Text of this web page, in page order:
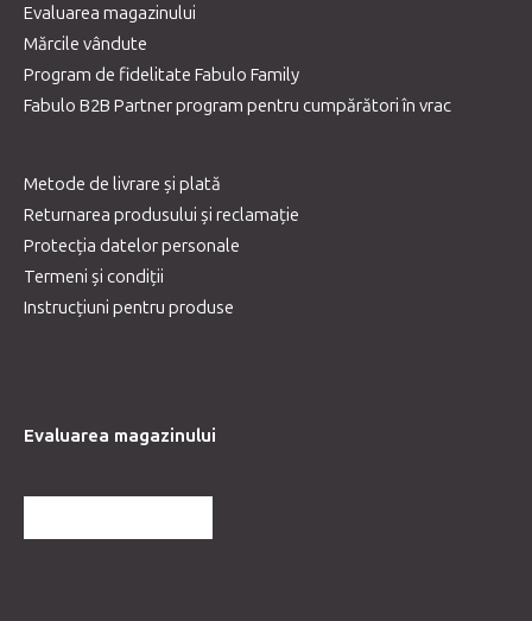
Evaluarea magazinului
Mărcile vândute
Program de fidelitate Fabulo Family
Fabulo B2B Partner program pentru cumpărători în vrac
Metode de livrare și plată
Returnarea produsului și reclamație
Protecția datelor personale
Termeni și condiții
Instrucțiuni pentru produse
Evaluarea magazinului